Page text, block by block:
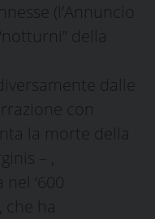
(l’Annuncio
della
dalle
con
la morte della
– ,
‘600
che ha